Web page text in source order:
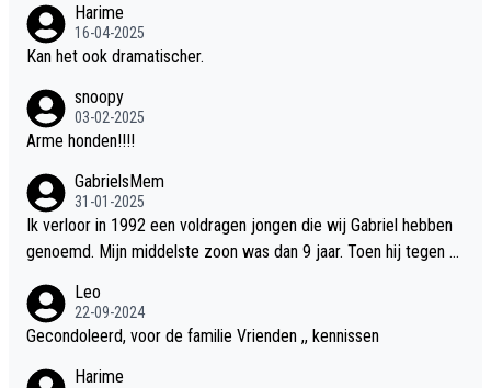
Harime
16-04-2025
Kan het ook dramatischer.
snoopy
03-02-2025
Arme honden!!!!
GabrielsMem
31-01-2025
Ik verloor in 1992 een voldragen jongen die wij Gabriel hebben
genoemd. Mijn middelste zoon was dan 9 jaar. Toen hij tegen d
verteld in Groningen. Ik gun Anouk en Douwe Bob hun rouw verd
riet en als ervaringsdeskundige heb ik zeker begrip hiervoor. Wa
delijk overeenkomend met mijn gezins verlies in 1992 een soor
Leo
22-09-2024
Gecondoleerd, voor de familie Vrienden ,, kennissen
Harime